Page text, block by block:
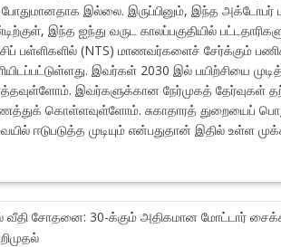
இல்லை. இருப்பினும், இந்த அக்டோபர்
இந்த ஐந்து வருட காலப்பகுதியில்
பள்ளிகளில் (NTS) மாணவர்களைச் சேர்க்கும்
இவர்கள் 2030 இல் பயிற்சியை
இவர்களுக்கான நேர்முகத் தேர்வுகள்
கொள்ளவுள்ளோம். சுகாதாரத் துறையைப்
ஈடுபடுத்த முடியும் என்பதுதான் இதில் உள்ள
வீதி சோதனை: 30-க்கும் அதிகமான மோட்டார்